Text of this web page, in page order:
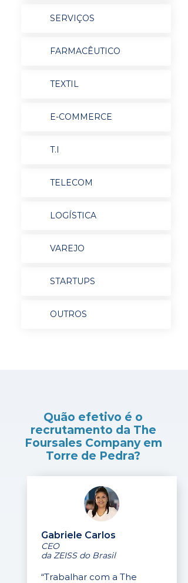
SERVIÇOS
FARMACÊUTICO
TEXTIL
E-COMMERCE
T.I
TELECOM
LOGÍSTICA
VAREJO
STARTUPS
OUTROS
Quão efetivo é o
recrutamento da The
Foursales Company em
Torre de Pedra?
Gabriele Carlos
CEO
da ZEISS do Brasil
“Trabalhar com a The